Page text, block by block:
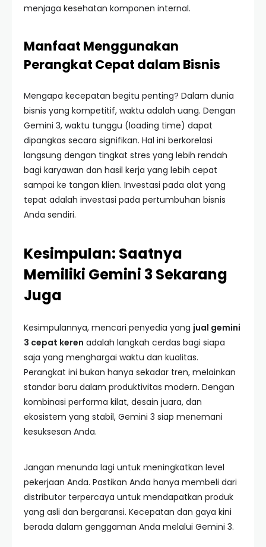
menjaga kesehatan komponen internal.
Manfaat Menggunakan
Perangkat Cepat dalam Bisnis
Mengapa kecepatan begitu penting? Dalam dunia
bisnis yang kompetitif, waktu adalah uang. Dengan
Gemini 3, waktu tunggu (loading time) dapat
dipangkas secara signifikan. Hal ini berkorelasi
langsung dengan tingkat stres yang lebih rendah
bagi karyawan dan hasil kerja yang lebih cepat
sampai ke tangan klien. Investasi pada alat yang
tepat adalah investasi pada pertumbuhan bisnis
Anda sendiri.
Kesimpulan: Saatnya
Memiliki Gemini 3 Sekarang
Juga
Kesimpulannya, mencari penyedia yang jual gemini
3 cepat keren adalah langkah cerdas bagi siapa
saja yang menghargai waktu dan kualitas.
Perangkat ini bukan hanya sekadar tren, melainkan
standar baru dalam produktivitas modern. Dengan
kombinasi performa kilat, desain juara, dan
ekosistem yang stabil, Gemini 3 siap menemani
kesuksesan Anda.
Jangan menunda lagi untuk meningkatkan level
pekerjaan Anda. Pastikan Anda hanya membeli dari
distributor terpercaya untuk mendapatkan produk
yang asli dan bergaransi. Kecepatan dan gaya kini
berada dalam genggaman Anda melalui Gemini 3.